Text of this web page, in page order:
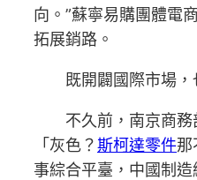
向。”蘇寧易購團體電
拓展銷路。
既開闢國際市場
不久前，南京商
「灰色？斯柯達零件那
事綜合平臺，中國制